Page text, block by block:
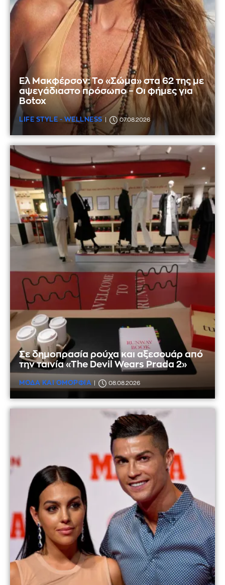
Ελ Μακφέρσον: Το «Σώμα» στα 62 της με
αψεγάδιαστο πρόσωπο – Οι φήμες για
Botox
LIFE STYLE - WELLNESS 07.08.2026
Σε δημοπρασία ρούχα και αξεσουάρ από
την ταινία «The Devil Wears Prada 2»
ΜΟΔΑ ΚΑΙ ΟΜΟΡΦΙΑ 08.08.2026